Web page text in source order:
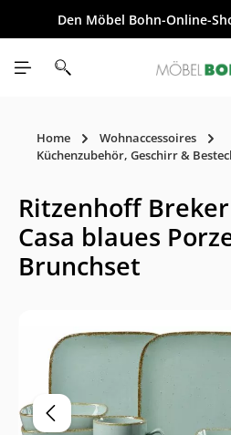
springen
Den Möbel Bohn-Online-
Home
Wohnaccessoires
Küchenzubehör, Geschirr &
Ritzenhoff
Casa blaues
Brunchset